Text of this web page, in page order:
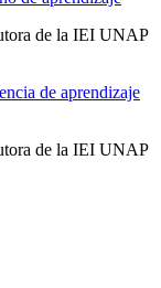
de la IEI UNAP
de aprendizaje
de la IEI UNAP